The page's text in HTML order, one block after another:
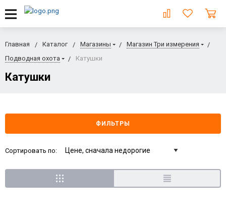
Главная Каталог Магазины
Магазин Три измерения
Подводная охота
Катушки
Катушки
ФИЛЬТРЫ
Сортировать по: